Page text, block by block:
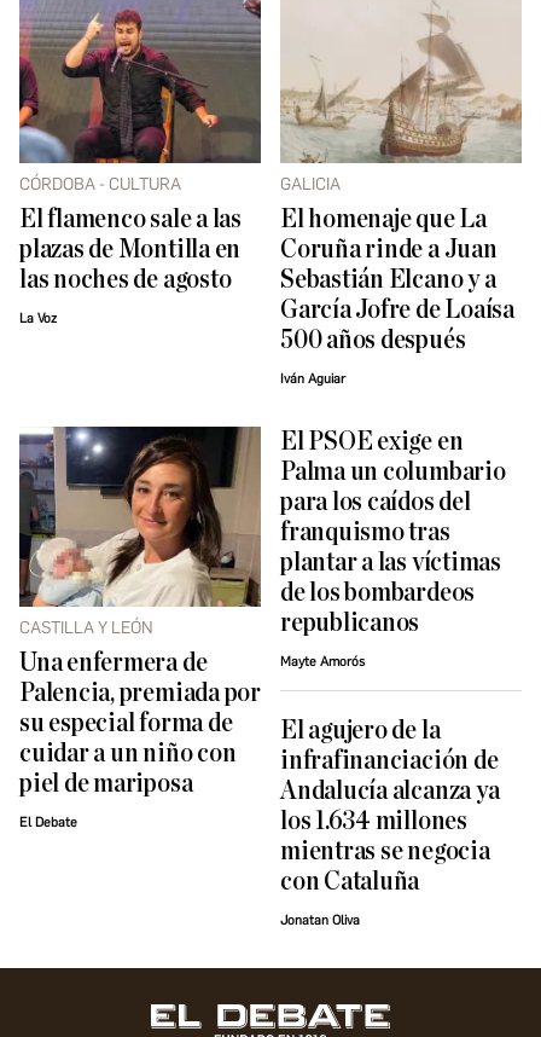
CÓRDOBA - CULTURA
El flamenco sale a las
plazas de Montilla en
las noches de agosto
La Voz
GALICIA
El homenaje que La
Coruña rinde a Juan
Sebastián Elcano y a
García Jofre de Loaísa
500 años después
Iván Aguiar
CASTILLA Y LEÓN
Una enfermera de
Palencia, premiada por
su especial forma de
cuidar a un niño con
piel de mariposa
El Debate
El PSOE exige en
Palma un columbario
para los caídos del
franquismo tras
plantar a las víctimas
de los bombardeos
republicanos
Mayte Amorós
El agujero de la
infrafinanciación de
Andalucía alcanza ya
los 1.634 millones
mientras se negocia
con Cataluña
Jonatan Oliva